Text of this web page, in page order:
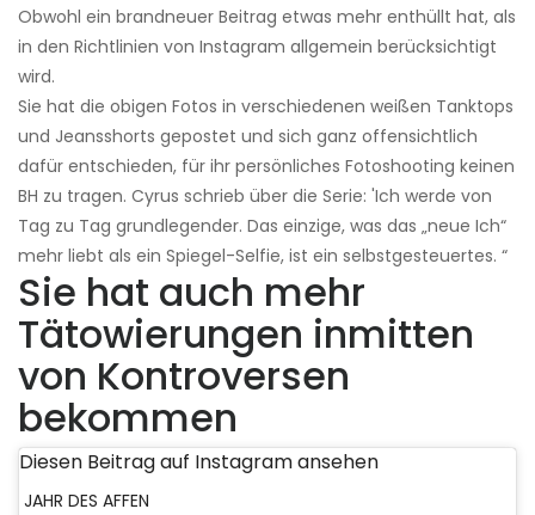
Obwohl ein brandneuer Beitrag etwas mehr enthüllt hat, als
in den Richtlinien von Instagram allgemein berücksichtigt
wird.
Sie hat die obigen Fotos in verschiedenen weißen Tanktops
und Jeansshorts gepostet und sich ganz offensichtlich
dafür entschieden, für ihr persönliches Fotoshooting keinen
BH zu tragen. Cyrus schrieb über die Serie: 'Ich werde von
Tag zu Tag grundlegender. Das einzige, was das „neue Ich“
mehr liebt als ein Spiegel-Selfie, ist ein selbstgesteuertes. “
Sie hat auch mehr
Tätowierungen inmitten
von Kontroversen
bekommen
Diesen Beitrag auf Instagram ansehen
JAHR DES AFFEN